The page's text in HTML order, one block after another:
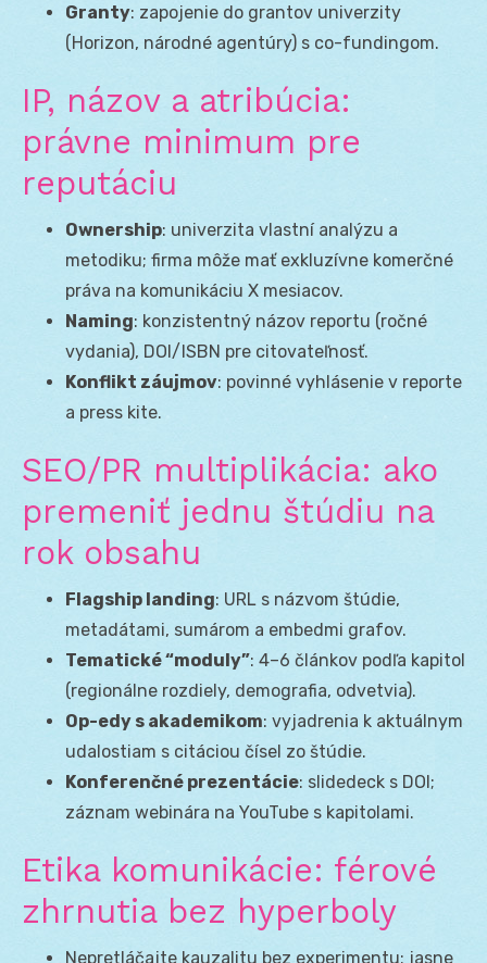
Granty: zapojenie do grantov univerzity
(Horizon, národné agentúry) s co-fundingom.
IP, názov a atribúcia:
právne minimum pre
reputáciu
Ownership: univerzita vlastní analýzu a
metodiku; firma môže mať exkluzívne komerčné
práva na komunikáciu X mesiacov.
Naming: konzistentný názov reportu (ročné
vydania), DOI/ISBN pre citovateľnosť.
Konflikt záujmov: povinné vyhlásenie v reporte
a press kite.
SEO/PR multiplikácia: ako
premeniť jednu štúdiu na
rok obsahu
Flagship landing: URL s názvom štúdie,
metadátami, sumárom a embedmi grafov.
Tematické “moduly”: 4–6 článkov podľa kapitol
(regionálne rozdiely, demografia, odvetvia).
Op-edy s akademikom: vyjadrenia k aktuálnym
udalostiam s citáciou čísel zo štúdie.
Konferenčné prezentácie: slidedeck s DOI;
záznam webinára na YouTube s kapitolami.
Etika komunikácie: férové
zhrnutia bez hyperboly
Nepretláčajte kauzalitu bez experimentu; jasne